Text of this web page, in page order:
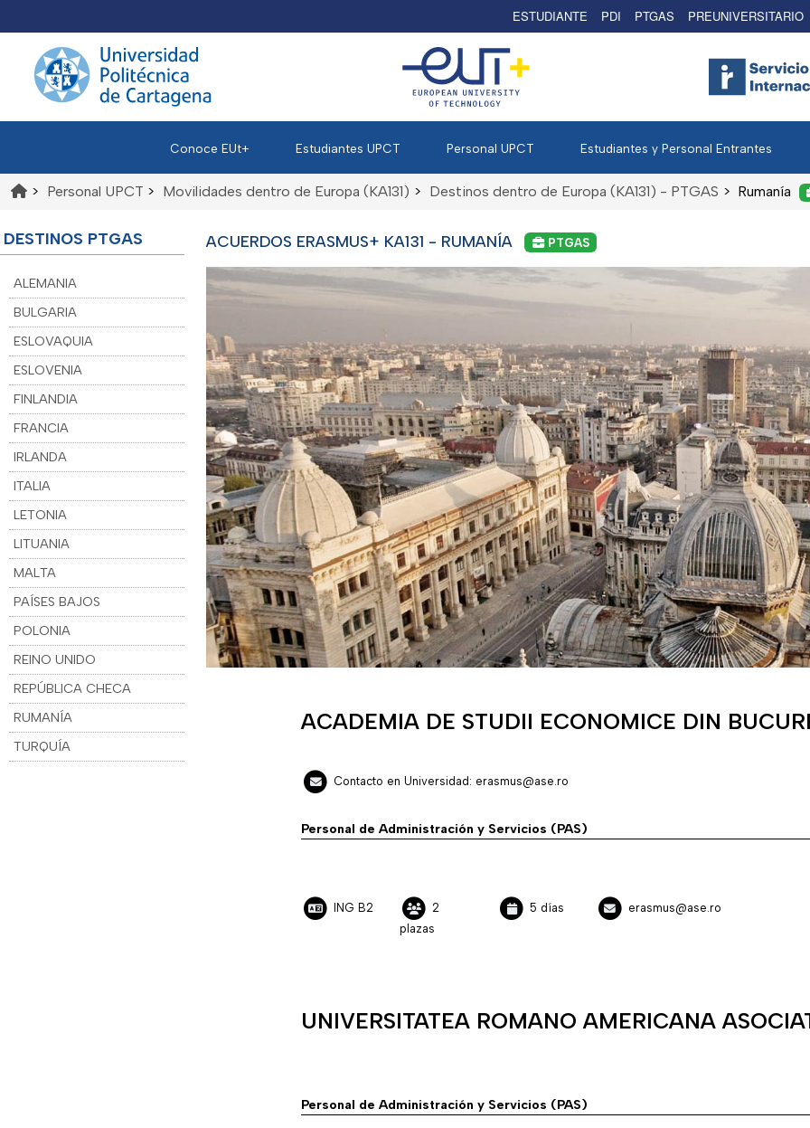
ESTUDIANTE PDI PTGAS PREUNIVERSITARIO
Conoce EUt+ Estudiantes UPCT Personal UPCT Estudiantes y Personal Entrantes
> Personal UPCT > Movilidades dentro de Europa (KA131) > Destinos dentro de Europa (KA131) - PTGAS > Rumanía
DESTINOS PTGAS
ALEMANIA
BULGARIA
ESLOVAQUIA
ESLOVENIA
FINLANDIA
FRANCIA
IRLANDA
ITALIA
LETONIA
LITUANIA
MALTA
PAÍSES BAJOS
POLONIA
REINO UNIDO
REPÚBLICA CHECA
RUMANÍA
TURQUÍA
ACUERDOS ERASMUS+ KA131 - RUMANÍA PTGAS
ACADEMIA DE STUDII ECONOMICE DIN
Contacto en Universidad: erasmus@ase.ro
Personal de Administración y Servicios (PAS)
ING B2
2
plazas
5 días erasmus@ase.ro
UNIVERSITATEA ROMANO AMERICANA
Personal de Administración y Servicios (PAS)